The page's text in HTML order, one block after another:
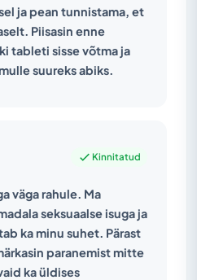
ja pean tunnistama, et
Piisasin enne
tableti sisse võtma ja
suureks abiks.
Kinnitatud
väga rahule. Ma
seksuaalse isuga ja
ka minu suhet. Pärast
paranemist mitte
ka üldises